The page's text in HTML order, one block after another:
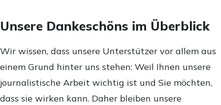
Unsere Dankeschöns im Überblick
Wir wissen, dass unsere Unterstützer vor allem aus
einem Grund hinter uns stehen: Weil Ihnen unsere
journalistische Arbeit wichtig ist und Sie möchten,
dass sie wirken kann. Daher bleiben unsere